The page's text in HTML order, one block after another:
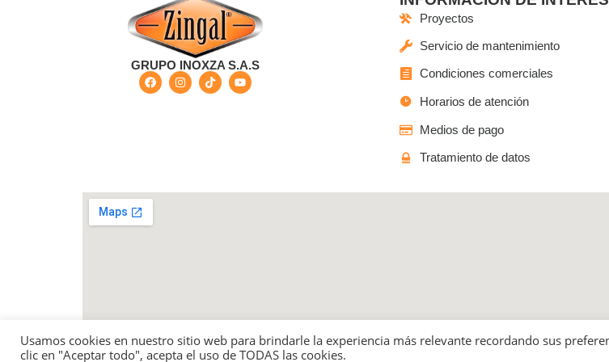
GRUPO INOXZA S.A.S
Proyectos
Servicio de mantenimiento
Condiciones comerciales
Horarios de atención
Medios de pago
Tratamiento de datos
Bogotá - Colombia Carrera 68 G No 73-57 - Barrio las Ferias